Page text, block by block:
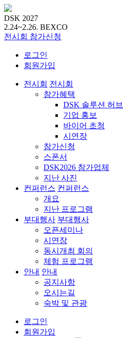
DSK 2027
2.24~2.26. BEXCO
전시회 참가신청
로그인
회원가입
전시회 전시회
참가혜택
DSK 솔루션 허브
기업 홍보
바이어 초청
시연장
참가신청
스폰서
DSK2026 참가업체
지난 사진
컨퍼런스 컨퍼런스
개요
지난 프로그램
부대행사 부대행사
오픈세미나
시연장
동시개최 회의
체험 프로그램
안내 안내
공지사항
오시는길
숙박 및 관광
로그인
회원가입